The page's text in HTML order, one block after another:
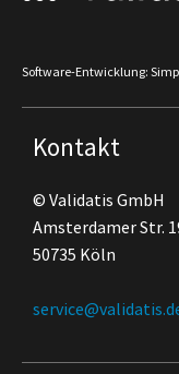
Software-Entwicklung:
Kontakt
© Validatis GmbH
Amsterdamer Str.
50735 Köln